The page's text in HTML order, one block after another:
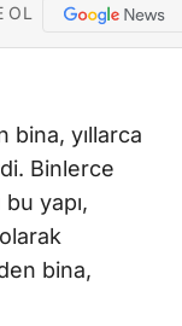
OL
bina, yıllarca
Binlerce
yapı,
bina,